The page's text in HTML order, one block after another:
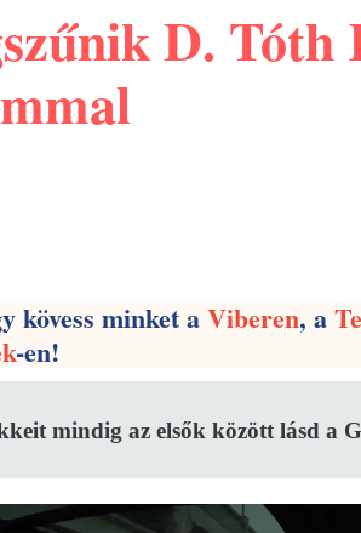
D.
kövess minket aViberen, a
-en!
mindig az elsők között lásd a